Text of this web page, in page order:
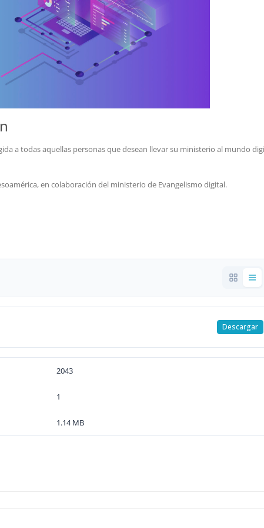
a todas aquellas personas que desean llevar su ministerio al mundo
en colaboración del ministerio de Evangelismo digital.
Descargar
2043
1
1.14 MB